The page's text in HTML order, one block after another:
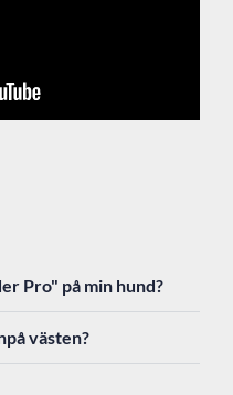
Pro" på min hund?
västen?